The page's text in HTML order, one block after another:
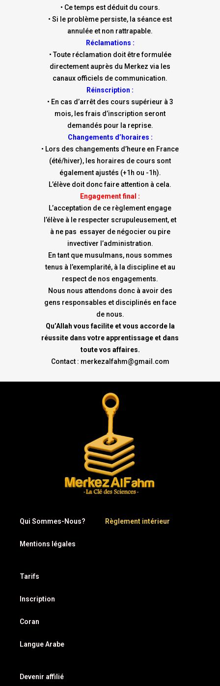
• Ce temps est déduit du cours.
• Si le problème persiste, la séance est
annulée et non rattrapable.
Réclamations :
• Toute réclamation doit être formulée
directement auprès du Merkez via les
canaux officiels de communication.
Réinscription :
• En cas d’arrêt des cours supérieur à 3
mois, les frais d’inscription seront
demandés pour la reprise.
Changements d’horaires :
• Lors des changements d’heure en France
(été/hiver), les horaires de cours sont
également ajustés (+1h ou -1h).
L’élève doit donc faire attention à cela.
Engagement final :
L’acceptation de ce règlement engage
l’élève à le respecter scrupuleusement, et
à ne pas essayer de négocier ou pire
invectiver l’administration.
En tant que musulmans, nous sommes
tenus à l’exemplarité, à la discipline et au
respect de nos engagements.
Nous nous attendons donc à avoir des
gens responsables et disciplinés en face
de nous.
Qu’Allah vous facilite et vous accorde la
réussite dans votre apprentissage et dans
toute vos affaires.
Contact : merkezalfahm@gmail.com
Qui Sommes-Nous? Règlement intérieur
Mentions légales
Tarifs
Inscription
Coran
Langue Arabe
Devenir affilié